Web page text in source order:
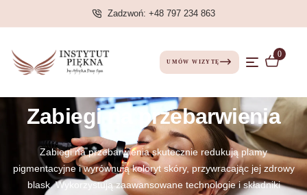
Zadzwoń: +48 797 234 863
UMÓW WIZYTĘ
0
Zabiegi na przebarwienia
Zabiegi na przebarwienia skutecznie redukują plamy
pigmentacyjne i wyrównują koloryt skóry, przywracając jej zdrowy
blask. Wykorzystują zaawansowane technologie i składniki